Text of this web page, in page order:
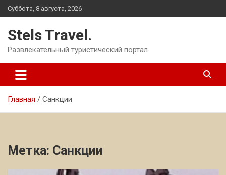
Перейти
к
Суббота, 8 августа, 2026
Stels Travel.
Развлекательный туристический портал.
Главная Санкции
Метка: Санкции